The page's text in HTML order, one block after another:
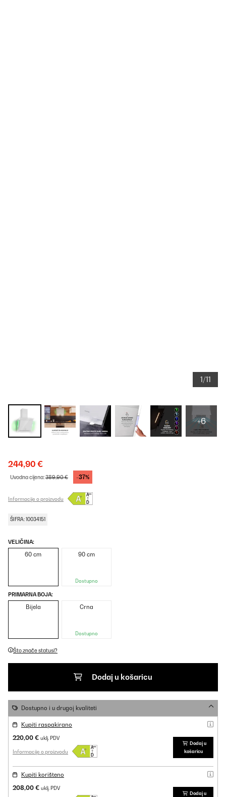
1/11
+6
244,90 €
Uvodna cijena:389,90 € -37%
Informacije o proizvodu
ŠIFRA: 10034151
VELIČINA:
60 cm 90 cm
Dostupno
PRIMARNA BOJA:
Bijela Crna
Dostupno
Što znače statusi?
Dodaj u košaricu
Dostupno i u drugoj kvaliteti
Kupiti raspakirano
220,00 € uklj. PDV
Informacije o proizvodu
Dodaj u
košaricu
Kupiti korišteno
208,00 € uklj. PDV
Dodaj u